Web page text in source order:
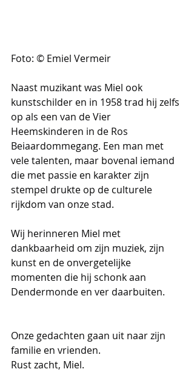
Foto: © Emiel Vermeir
Naast muzikant was Miel ook
kunstschilder en in 1958 trad hij zelfs
op als een van de Vier
Heemskinderen in de Ros
Beiaardommegang. Een man met
vele talenten, maar bovenal iemand
die met passie en karakter zijn
stempel drukte op de culturele
rijkdom van onze stad.
Wij herinneren Miel met
dankbaarheid om zijn muziek, zijn
kunst en de onvergetelijke
momenten die hij schonk aan
Dendermonde en ver daarbuiten.
Onze gedachten gaan uit naar zijn
familie en vrienden.
Rust zacht, Miel.